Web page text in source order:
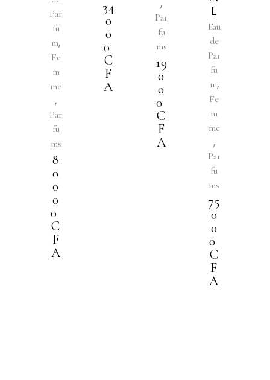
Par
fu
m,
Fe
m
me
,
Par
fu
ms
8
0
0
0
0
C
F
A
34
0
0
0
C
F
A
,
Par
fu
ms
19
0
0
0
C
F
A
L
Eau
de
Par
fu
m,
Fe
m
me
,
Par
fu
ms
75
0
0
0
C
F
A